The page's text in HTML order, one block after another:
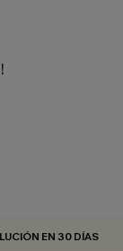
EN 30 DÍAS